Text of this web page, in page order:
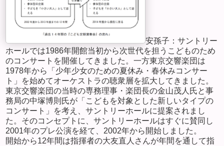
安孫子：サントリー
ホールでは1986年開館当初から次世代を担うこどものため
のコンサートを開催してきました。一方東京交響楽団は
1978年から「少年少女のための夏休み・春休みコンサー
ト」を始めてオーケストラの聴衆層を拡大してきました。
東京交響楽団の当時の専務理事・楽団長の金山茂人氏と事
務局の中塚博則氏が「こどもを対象とした新しいタイプの
コンサート」を考え、サントリーホールに提案されまし
た。そのコンセプトに、サントリーホールはすぐに賛同し
2001年のプレ公演を経て、 2002年から開始しました。
開始から12年間は指揮者の大友直人さんが年間を通して指